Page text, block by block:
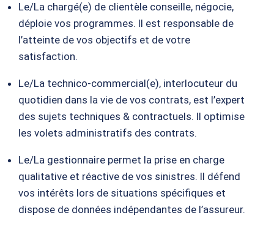
Le/La chargé(e) de clientèle conseille, négocie,
déploie vos programmes. Il est responsable de
l’atteinte de vos objectifs et de votre
satisfaction.
Le/La technico-commercial(e), interlocuteur du
quotidien dans la vie de vos contrats​, est l’expert
des sujets techniques & contractuels​. Il optimise
les volets administratifs des contrats.
Le/La gestionnaire permet la prise en charge
qualitative et réactive de vos sinistres. ​ Il défend
vos intérêts lors de situations spécifiques ​ et
dispose de données indépendantes de l’assureur​.​